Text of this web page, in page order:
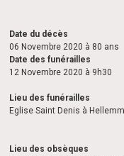
Date du décès
06 Novembre 2020 à 80 ans
Date des funérailles
12 Novembre 2020 à 9h30
Lieu des funérailles
Eglise Saint Denis à
Lieu des obsèques